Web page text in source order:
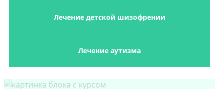
Лечение детской шизофрении
Лечение аутизма